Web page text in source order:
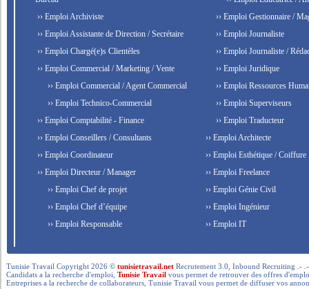
›› Emploi Archiviste
›› Emploi Assistante de Direction / Secrétaire
›› Emploi Chargé(e)s Clientèles
›› Emploi Commercial / Marketing / Vente
›› Emploi Commercial / Agent Commercial
›› Emploi Technico-Commercial
›› Emploi Comptabilité - Finance
›› Emploi Conseillers / Consultants
›› Emploi Coordinateur
›› Emploi Directeur / Manager
›› Emploi Chef de projet
›› Emploi Chef d’équipe
›› Emploi Responsable
›› Emploi Gestionnaire /
›› Emploi Journaliste
›› Emploi Journaliste /
›› Emploi Juridique
›› Emploi Ressources
›› Emploi Superviseurs
›› Emploi Traducteur
›› Emploi Architecte
›› Emploi Esthétique / Coiffure
›› Emploi Freelance
›› Emploi Génie Civil
›› Emploi Ingénieur
›› Emploi IT
Tunisie Travail Copyright 2026 ©tunisietravail.net Recrutement 3.0, Inbound Recruiting .-
Candidats a la recherche d'emploi,Tunisie Travail vous permet de retrouver des offres
Entreprises a la recherche de collaborateurs, Tunisie Travail vous permet de diffuser vos